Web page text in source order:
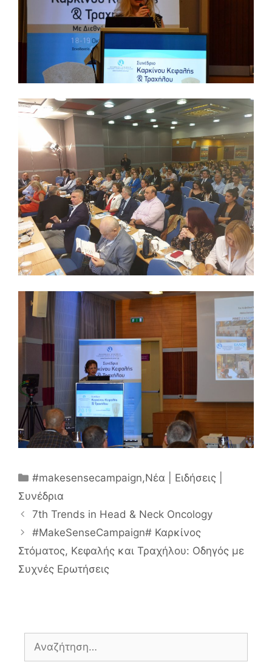
Κατηγορίες
#makesensecampaign,Νέα | Ειδήσεις |
Συνέδρια
7th Trends in Head & Neck Oncology
#MakeSenseCampaign# Καρκίνος
Στόματος, Κεφαλής και Τραχήλου: Οδηγός με
Συχνές Ερωτήσεις
Αναζήτηση